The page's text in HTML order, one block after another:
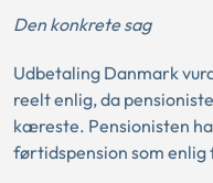
Den konkrete sag
Udbetaling Danmark
reelt enlig, da
kæreste. Pensionisten
førtidspension som enlig